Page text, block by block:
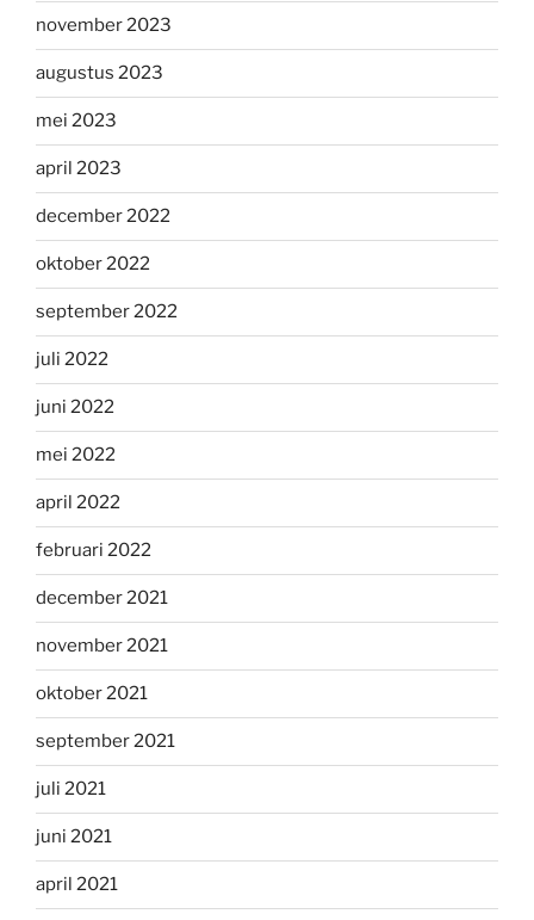
november 2023
augustus 2023
mei 2023
april 2023
december 2022
oktober 2022
september 2022
juli 2022
juni 2022
mei 2022
april 2022
februari 2022
december 2021
november 2021
oktober 2021
september 2021
juli 2021
juni 2021
april 2021